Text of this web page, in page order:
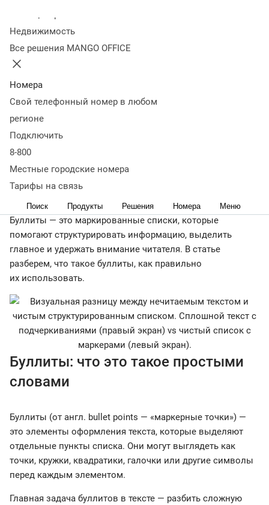
Недвижимость
Все решения MANGO OFFICE
Номера
Свой телефонный номер в любом
регионе
Подключить
8-800
Местные городские номера
Тарифы на связь
Поиск Продукты Решения Номера Меню
Оглавление
Буллиты: что это такое простыми словами
нужны буллиты в тексте
и поведение посетителей
буллиты
Основные виды буллитов и списков
по эффективному использованию буллитов
буллитов в тексте на лендингах
чем можно заменить
← Журнал
В эпоху клипового мышления пользователи сканируют
страницы, выхватывая отдельные фрагменты.
Буллиты — это маркированные списки, которые
помогают структурировать информацию, выделить
главное и удержать внимание читателя. В статье
разберем, что такое буллиты, как правильно
их использовать.
Буллиты: что это такое простыми
словами
Буллиты (от англ. bullet points — «маркерные точки») —
это элементы оформления текста, которые выделяют
отдельные пункты списка. Они могут выглядеть как
точки, кружки, квадратики, галочки или другие символы
перед каждым элементом.
Главная задача буллитов в тексте — разбить сложную